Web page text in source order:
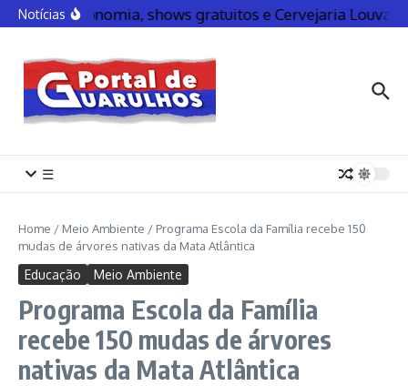
NotíciasGastronomia, shows gratuitos e Cervejaria
☰
Home / Meio Ambiente / Programa Escola da Família recebe 150
mudas de árvores nativas da Mata Atlântica
Educação Meio Ambiente
Programa Escola da Família
recebe 150 mudas de árvores
nativas da Mata Atlântica